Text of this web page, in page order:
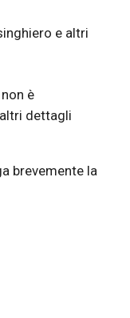
e altri
è
dettagli
brevemente la